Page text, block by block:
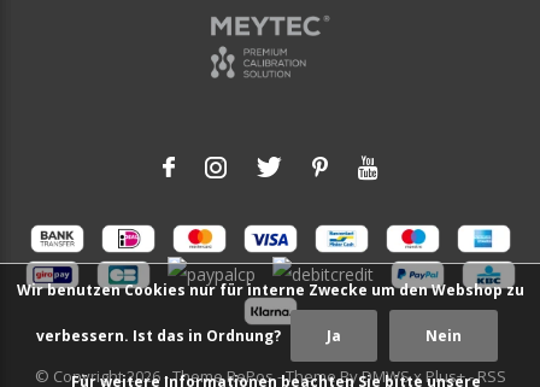
© Copyright2026- Theme RePos - Theme ByDMWSx Plus+-RSS
Wir benutzen Cookies nur für interne Zwecke um den Webshop zu
verbessern. Ist das in Ordnung? Ja Nein
Für weitere Informationen beachten Sie bitte unsere